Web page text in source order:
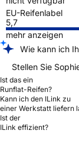
EU-Reifenlabel
5,7
mehr anzeigen
Wie kann ich
Stellen Sie
Ist das ein
Runflat-Reifen?
Kann ich den ILink zu
einer Werkstatt liefern
Ist der
ILink effizient?